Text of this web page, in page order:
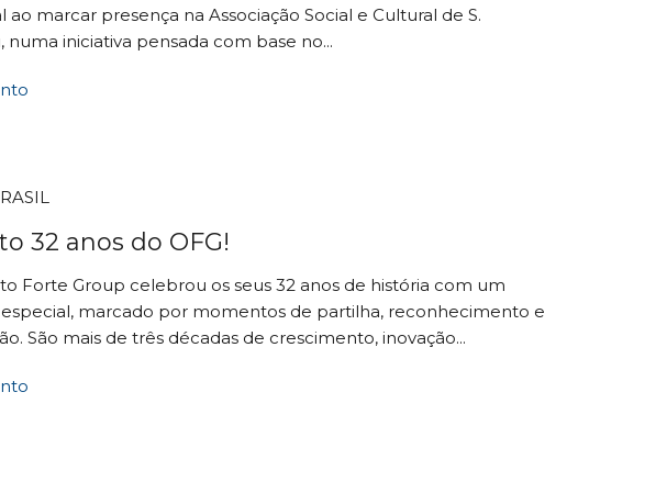
ao marcar presença na Associação Social e Cultural de S.
numa iniciativa pensada com base no...
32 anos do OFG!
Forte Group celebrou os seus 32 anos de história com um
marcado por momentos de partilha, reconhecimento e
São mais de três décadas de crescimento, inovação...